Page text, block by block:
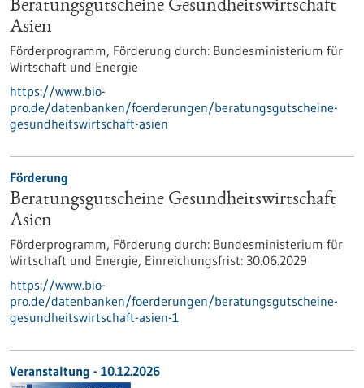
Beratungsgutscheine Gesundheitswirtschaft
Asien
Förderprogramm, Förderung durch: Bundesministerium für
Wirtschaft und Energie
https://www.bio-
pro.de/datenbanken/foerderungen/beratungsgutscheine-
gesundheitswirtschaft-asien
Förderung
Beratungsgutscheine Gesundheitswirtschaft
Asien
Förderprogramm, Förderung durch: Bundesministerium für
Wirtschaft und Energie, Einreichungsfrist: 30.06.2029
https://www.bio-
pro.de/datenbanken/foerderungen/beratungsgutscheine-
gesundheitswirtschaft-asien-1
Veranstaltung - 10.12.2026